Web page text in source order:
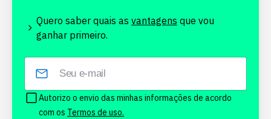
Quero saber quais as vantagens que vou
ganhar primeiro.
Autorizo o envio das minhas informações de acordo
com os Termos de uso.